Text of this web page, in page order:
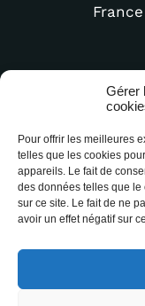
Gérer
Pour offrir les meilleures
telles que les cookies
appareils. Le fait de
des données telles que
sur ce site. Le fait de ne
avoir un effet négatif sur
France